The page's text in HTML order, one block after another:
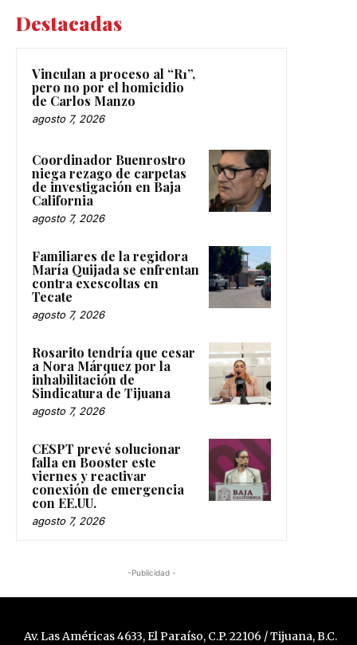
Destacadas
Vinculan a proceso al “R1”,
pero no por el homicidio
de Carlos Manzo
agosto 7, 2026
Coordinador Buenrostro
niega rezago de carpetas
de investigación en Baja
California
agosto 7, 2026
Familiares de la regidora
María Quijada se enfrentan
contra exescoltas en
Tecate
agosto 7, 2026
Rosarito tendría que cesar
a Nora Márquez por la
inhabilitación de
Sindicatura de Tijuana
agosto 7, 2026
CESPT prevé solucionar
falla en Booster este
viernes y reactivar
conexión de emergencia
con EE.UU.
agosto 7, 2026
-Publicidad -
Av. Las Américas 4633, El Paraíso, C.P. 22106 / Tijuana, B.C.